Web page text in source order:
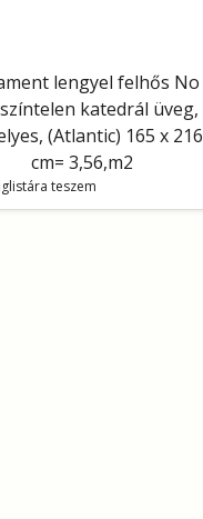
lengyel felhős No
katedrál üveg,
(Atlantic) 165 x 216
cm= 3,56,m2
teszem